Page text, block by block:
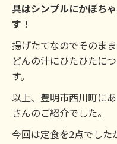
具はシンプルにかぼち
す！
揚げたてなのでそのま
どんの汁にひたひたに
す。
以上、豊明市西川町に
さんのご紹介でした。
今回は定食を2点でした